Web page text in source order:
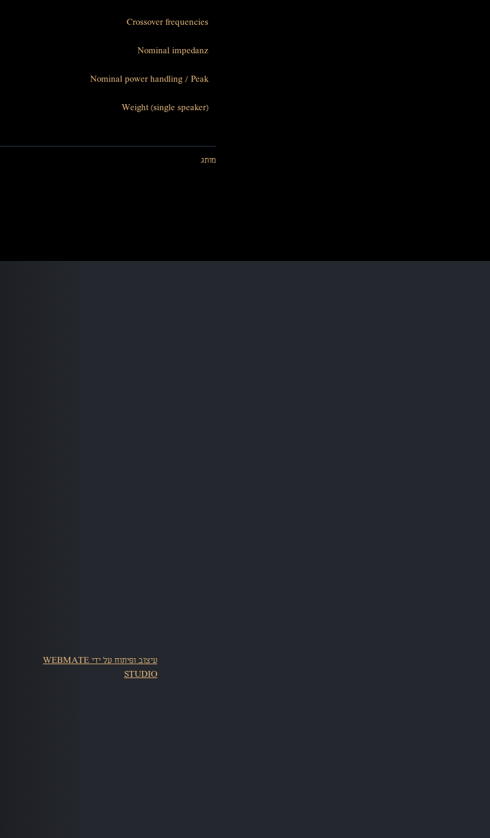
Crossover frequencies
Nominal impedanz
Nominal power handling / Peak
Weight (single speaker)
מותג
עיצוב ופיתוח על ידי WEBMATE
STUDIO